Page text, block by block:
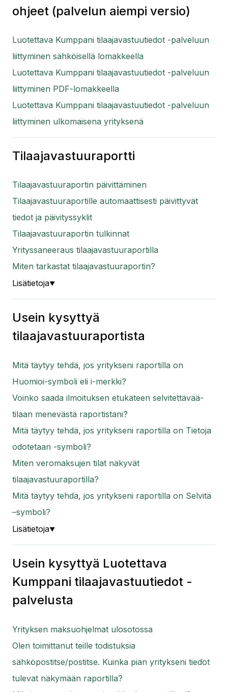
ohjeet (palvelun aiempi versio)
Luotettava Kumppani tilaajavastuutiedot -palveluun
liittyminen sähköisellä lomakkeella
Luotettava Kumppani tilaajavastuutiedot -palveluun
liittyminen PDF-lomakkeella
Luotettava Kumppani tilaajavastuutiedot -palveluun
liittyminen ulkomaisena yrityksenä
Tilaajavastuuraportti
Tilaajavastuuraportin päivittäminen
Tilaajavastuuraportille automaattisesti päivittyvät
tiedot ja päivityssyklit
Tilaajavastuuraportin tulkinnat
Yrityssaneeraus tilaajavastuuraportilla
Miten tarkastat tilaajavastuuraportin?
Lisätietoja▼
Usein kysyttyä
tilaajavastuuraportista
Mitä täytyy tehdä, jos yritykseni raportilla on
Huomioi-symboli eli i-merkki?
Voinko saada ilmoituksen etukäteen selvitettävää-
tilaan menevästä raportistani?
Mitä täytyy tehdä, jos yritykseni raportilla on Tietoja
odotetaan -symboli?
Miten veromaksujen tilat näkyvät
tilaajavastuuraportilla?
Mitä täytyy tehdä, jos yritykseni raportilla on Selvitä
–symboli?
Lisätietoja▼
Usein kysyttyä Luotettava
Kumppani tilaajavastuutiedot -
palvelusta
Yrityksen maksuohjelmat ulosotossa
Olen toimittanut teille todistuksia
sähköpostitse/postitse. Kuinka pian yritykseni tiedot
tulevat näkymään raportilla?